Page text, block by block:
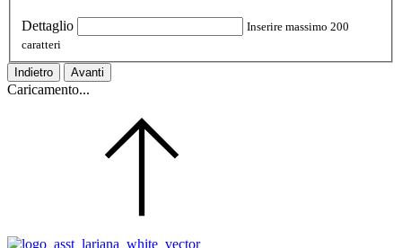
Dettaglio
Inserire massimo 200
caratteri
Indietro Avanti
Caricamento...